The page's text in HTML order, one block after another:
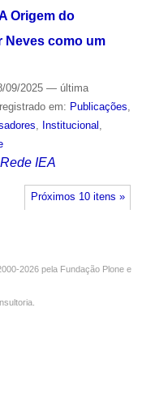
Origem do
Neves como um
09/2025 — última
em: Publicações,
, Institucional ,
Rede IEA
Próximos 10 itens »
2026 pela Fundação Plone e